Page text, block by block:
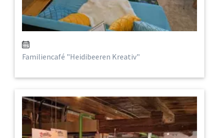
Familiencafé "Heidibeeren Kreativ"